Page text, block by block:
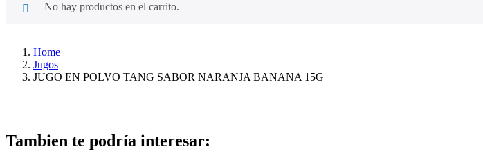
No hay productos en el carrito.
Home
Jugos
JUGO EN POLVO TANG SABOR NARANJA BANANA 15G
Tambien te podría interesar: